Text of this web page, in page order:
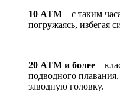
10 АТМ – с таким
погружаясь, избегая
20 АТМ и более –
подводного
заводную головку.